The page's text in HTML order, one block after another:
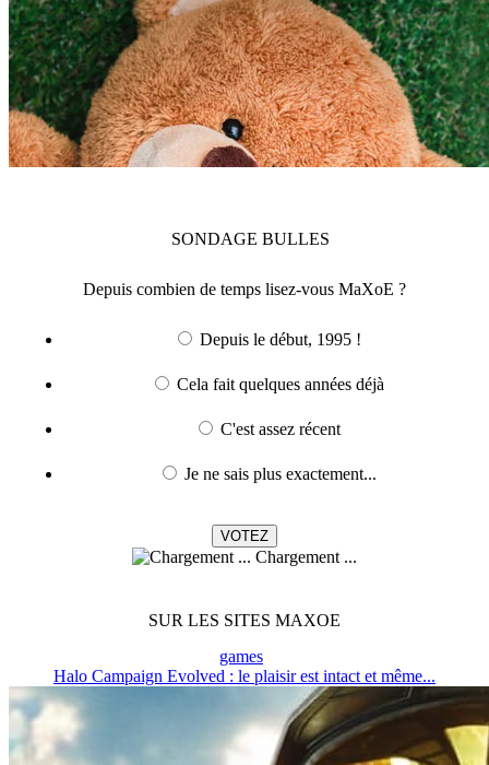
SONDAGE BULLES
Depuis combien de temps lisez-vous MaXoE ?
Depuis le début, 1995 !
Cela fait quelques années déjà
C'est assez récent
Je ne sais plus exactement...
Chargement ...
SUR LES SITES MAXOE
games
Halo Campaign Evolved : le plaisir est intact et même...